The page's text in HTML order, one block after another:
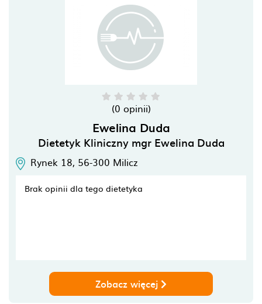
(0 opinii)
Ewelina Duda
Dietetyk Kliniczny mgr Ewelina Duda
Rynek 18, 56-300 Milicz
Brak opinii dla tego dietetyka
Zobacz więcej